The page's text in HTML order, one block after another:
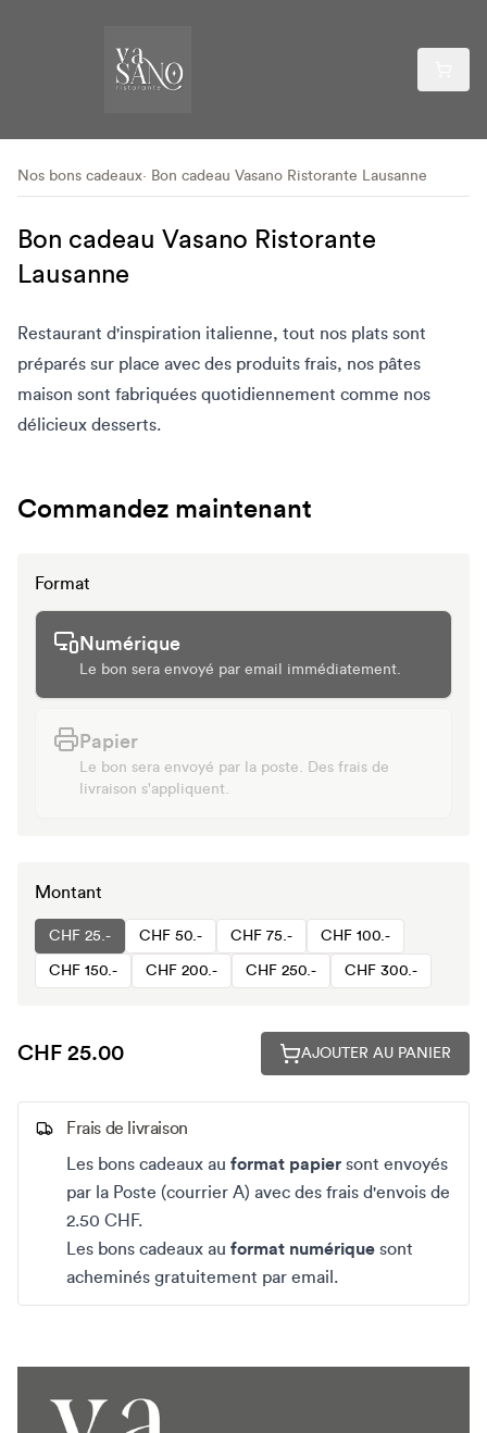
Nos bons cadeaux Bon cadeau Vasano Ristorante Lausanne
Bon cadeau Vasano Ristorante
Lausanne
Restaurant d'inspiration italienne, tout nos plats sont
préparés sur place avec des produits frais, nos pâtes
maison sont fabriquées quotidiennement comme nos
délicieux desserts.
Commandez maintenant
Format
Numérique
Le bon sera envoyé par email immédiatement.
Papier
Le bon sera envoyé par la poste. Des frais de
livraison s'appliquent.
Montant
CHF 25.- CHF 50.- CHF 75.- CHF 100.-
CHF 150.- CHF 200.- CHF 250.- CHF 300.-
CHF 25.00 AJOUTER AU PANIER
Frais de livraison
Les bons cadeaux au format papier sont envoyés
par la Poste (courrier A) avec des frais d'envois de
2.50 CHF.
Les bons cadeaux au format numérique sont
acheminés gratuitement par email.